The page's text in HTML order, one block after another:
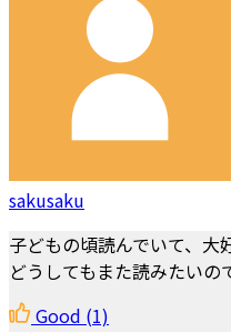
sakusaku
子どもの頃読んでいて、大
どうしてもまた読みたいの
Good (1)